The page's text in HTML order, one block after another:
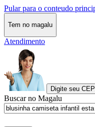
Pular para o conteudo
Tem no magalu
Atendimento
Digite seu CEP
Buscar no Magalu